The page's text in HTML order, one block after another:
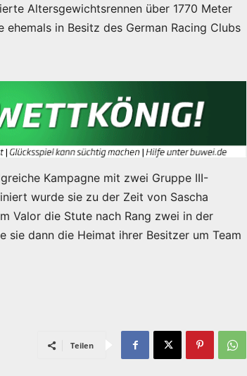
Altersgewichtsrennen über 1770 Meter
in Besitz des German Racing Clubs
Kampagne mit zwei Gruppe III-
wurde sie zu der Zeit von Sascha
Valor die Stute nach Rang zwei in der
sie dann die Heimat ihrer Besitzer um Team
Teilen